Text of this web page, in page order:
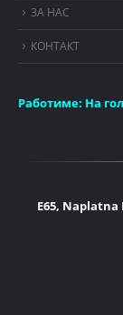
ЗА НАС
КОНТАКТ
Работиме: На
E65,